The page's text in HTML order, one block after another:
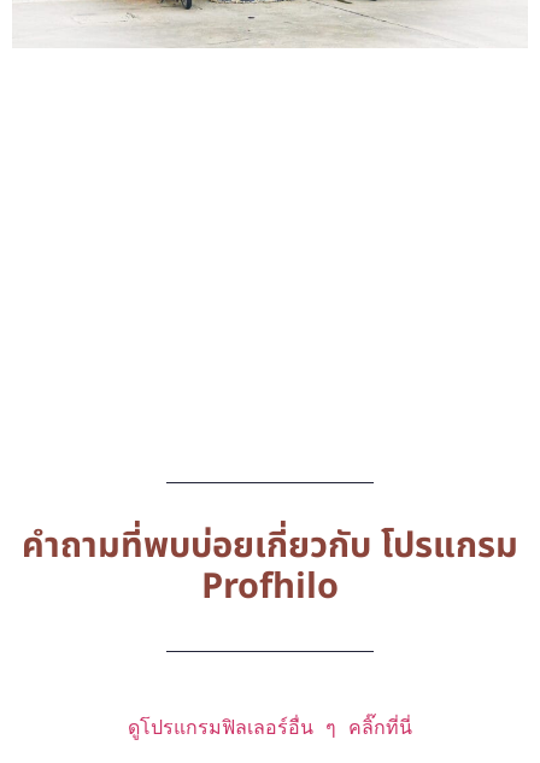
คำถามที่พบบ่อยเกี่ยวกับ โปรแกรม
Profhilo
ดูโปรแกรมฟิลเลอร์อื่น ๆ คลิ๊กที่นี่